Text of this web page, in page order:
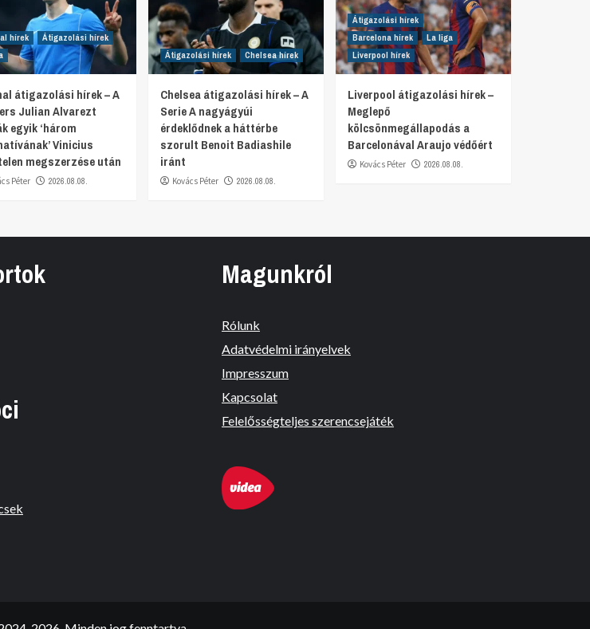
hírek
Átigazolási hírek
átigazolási hírek – A
Julian Alvarezt
egyik ‘három
Vinicius
megszerzése után
Péter 2026.08.08.
Átigazolási hírek Chelsea hírek
Chelsea átigazolási hírek – A
Serie A nagyágyúi
érdeklődnek a háttérbe
szorult Benoit Badiashile
iránt
Kovács Péter 2026.08.08.
Átigazolási hírek
Barcelona hírek
La liga
Liverpool hírek
Liverpool átigazolási hírek –
Meglepő
kölcsönmegállapodás a
Barcelonával Araujo védőért
Kovács Péter 2026.08.08.
Magunkról
Rólunk
Adatvédelmi irányelvek
Impresszum
Kapcsolat
Felelősségteljes szerencsejáték